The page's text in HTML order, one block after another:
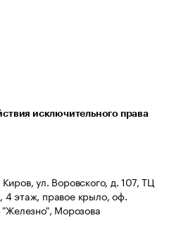
исключительного права
ул. Воровского, д. 107, ТЦ
4 этаж, правое крыло, оф.
Морозова